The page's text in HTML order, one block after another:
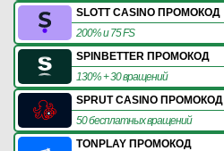
SLOTT CASINO ПРОМОКОД
200% и 75 FS
SPINBETTER ПРОМОКОД
130% + 30 вращений
SPRUT CASINO ПРОМОКОД
50 бесплатных вращений
TONPLAY ПРОМОКОД